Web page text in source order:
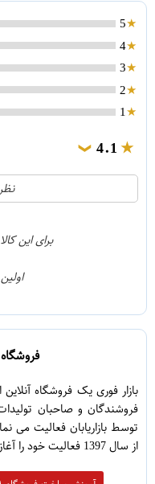
5
4
3
2
1
4.1
❯
برای این
فروشگاه
بازار فوری یک فروشگاه
فروشندگان و صاحبان
توسط بازاریابان فعالیت می
از سال 1397 فعالیت خود را آغاز نموده است.